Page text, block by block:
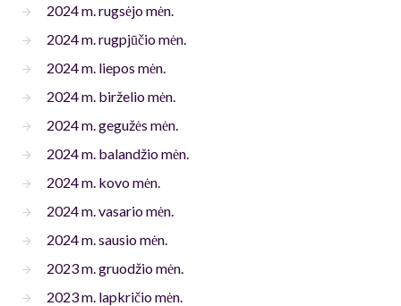
2024 m. rugsėjo mėn.
2024 m. rugpjūčio mėn.
2024 m. liepos mėn.
2024 m. birželio mėn.
2024 m. gegužės mėn.
2024 m. balandžio mėn.
2024 m. kovo mėn.
2024 m. vasario mėn.
2024 m. sausio mėn.
2023 m. gruodžio mėn.
2023 m. lapkričio mėn.